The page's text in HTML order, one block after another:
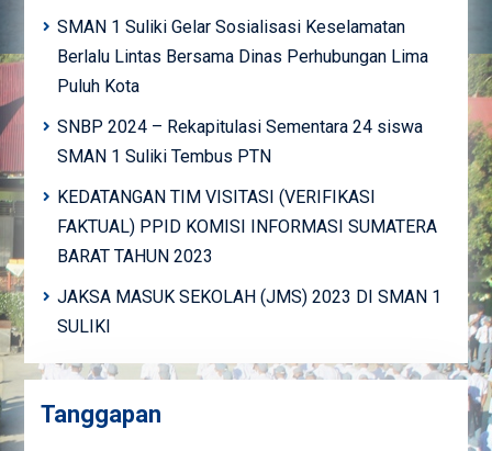
SMAN 1 Suliki Gelar Sosialisasi Keselamatan
Berlalu Lintas Bersama Dinas Perhubungan Lima
Puluh Kota
SNBP 2024 – Rekapitulasi Sementara 24 siswa
SMAN 1 Suliki Tembus PTN
KEDATANGAN TIM VISITASI (VERIFIKASI
FAKTUAL) PPID KOMISI INFORMASI SUMATERA
BARAT TAHUN 2023
JAKSA MASUK SEKOLAH (JMS) 2023 DI SMAN 1
SULIKI
Tanggapan